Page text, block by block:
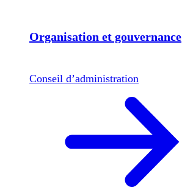
Organisation et gouvernance
Conseil d’administration